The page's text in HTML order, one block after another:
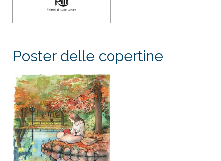
Poster delle copertine